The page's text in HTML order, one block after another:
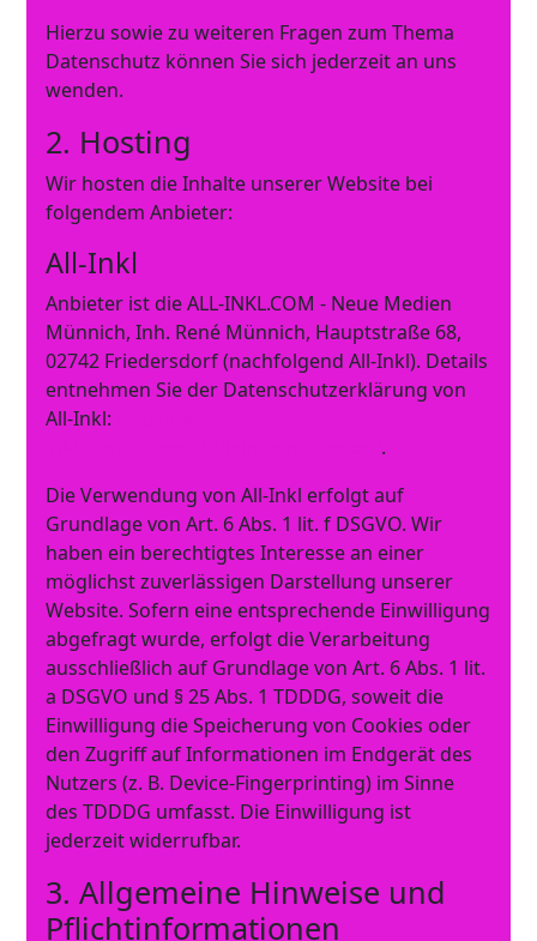
Hierzu sowie zu weiteren Fragen zum Thema
Datenschutz können Sie sich jederzeit an uns
wenden.
2. Hosting
Wir hosten die Inhalte unserer Website bei
folgendem Anbieter:
All-Inkl
Anbieter ist die ALL-INKL.COM - Neue Medien
Münnich, Inh. René Münnich, Hauptstraße 68,
02742 Friedersdorf (nachfolgend All-Inkl). Details
entnehmen Sie der Datenschutzerklärung von
All-Inkl:
.
Die Verwendung von All-Inkl erfolgt auf
Grundlage von Art. 6 Abs. 1 lit. f DSGVO. Wir
haben ein berechtigtes Interesse an einer
möglichst zuverlässigen Darstellung unserer
Website. Sofern eine entsprechende Einwilligung
abgefragt wurde, erfolgt die Verarbeitung
ausschließlich auf Grundlage von Art. 6 Abs. 1 lit.
a DSGVO und § 25 Abs. 1 TDDDG, soweit die
Einwilligung die Speicherung von Cookies oder
den Zugriff auf Informationen im Endgerät des
Nutzers (z. B. Device-Fingerprinting) im Sinne
des TDDDG umfasst. Die Einwilligung ist
jederzeit widerrufbar.
3. Allgemeine Hinweise und
Pflicht­informationen